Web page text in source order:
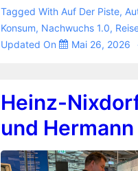
Comfort
–
noch
Tagged With Auf Der Piste,
Konsum, Nachwuchs 1.0,
Updated On
Mai 26, 2026
Heinz-
und Hermann